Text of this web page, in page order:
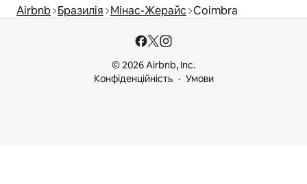
Airbnb Бразилія Мінас-Жерайс Coimbra
© 2026 Airbnb, Inc.
Конфіденційність
Умови